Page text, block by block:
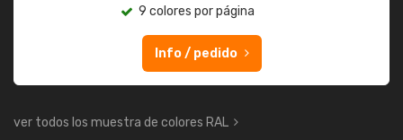
9 colores por página
Info / pedido
ver todos los muestra de colores RAL